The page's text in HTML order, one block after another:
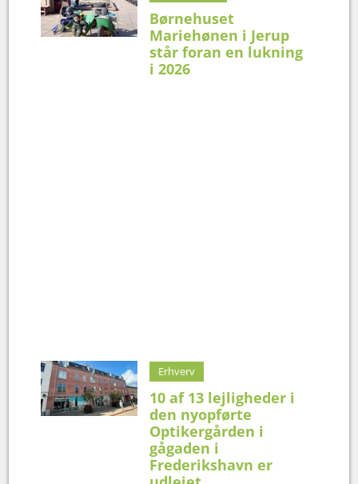
Børnehuset
Mariehønen i Jerup
står foran en lukning
i 2026
Erhverv
10 af 13 lejligheder i
den nyopførte
Optikergården i
gågaden i
Frederikshavn er